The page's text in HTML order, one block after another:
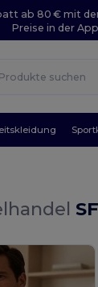
ab 80 € mit
Preise in der